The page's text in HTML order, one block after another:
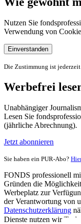
Nutzen Sie
Verwendung von
Einverstanden
Die Zustimmung ist
Werbefrei
Unabhängiger
Lesen Sie
(jährliche Abrechnung).
Jetzt abonnieren
Sie haben ein PUR-Abo?
FONDS professionell
Gründen die
Werbeplatz zur
der Verantwortung von
Datenschutzerklärung
Dienste nutzen wir